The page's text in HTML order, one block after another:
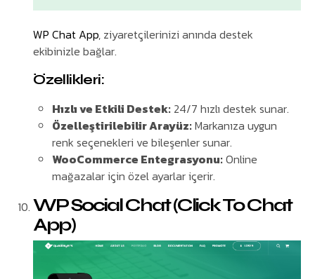
WP Chat App, ziyaretçilerinizi anında destek
ekibinizle bağlar.
Özellikleri:
Hızlı ve Etkili Destek: 24/7 hızlı destek sunar.
Özelleştirilebilir Arayüz:Markanıza uygun
renk seçenekleri ve bileşenler sunar.
WooCommerce Entegrasyonu:Online
mağazalar için özel ayarlar içerir.
WP Social Chat (Click To Chat
App)